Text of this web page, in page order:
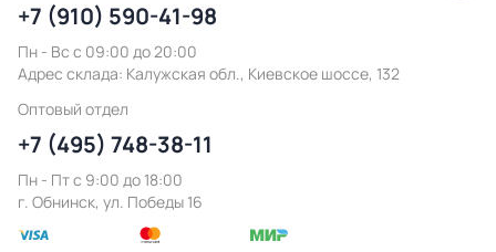
+7 (910) 590-41-98
Пн - Вс с 09:00 до 20:00
Адрес склада: Калужская обл., Киевское шоссе, 132
Оптовый отдел
+7 (495) 748-38-11
Пн - Пт c 9:00 до 18:00
г. Обнинск, ул. Победы 16